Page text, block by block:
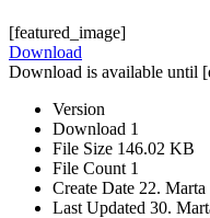
[featured_image]
Download
Download is available until
Version
Download 1
File Size 146.02 KB
File Count 1
Create Date 22. Marta
Last Updated 30.